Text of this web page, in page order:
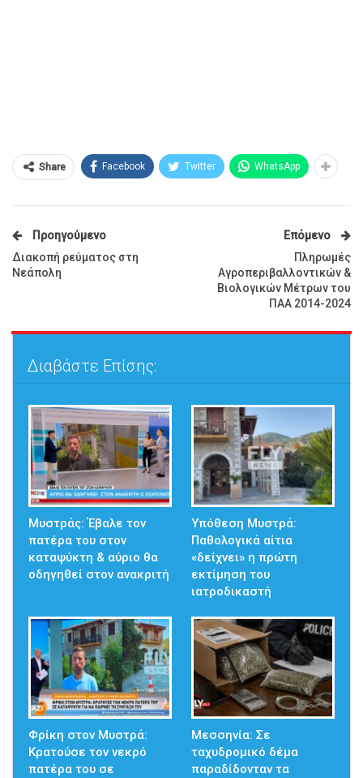
Share Facebook Twitter WhatsApp
Προηγούμενο
Διακοπή ρεύματος στη
Νεάπολη
Επόμενο
Πληρωμές
Αγροπεριβαλλοντικών &
Βιολογικών Μέτρων του
ΠΑΑ 2014-2024
Διαβάστε Επίσης:
Μυστράς: Έβαλε τον
πατέρα του στον
καταψύκτη & αύριο θα
οδηγηθεί στον ανακριτή
Υπόθεση Μυστρά:
Παθολογικά αίτια
«δείχνει» η πρώτη
εκτίμηση του
ιατροδικαστή
Φρίκη στον Μυστρά:
Κρατούσε τον νεκρό
πατέρα του σε
Μεσσηνία: Σε
ταχυδρομικό δέμα
παραδίδονταν τα